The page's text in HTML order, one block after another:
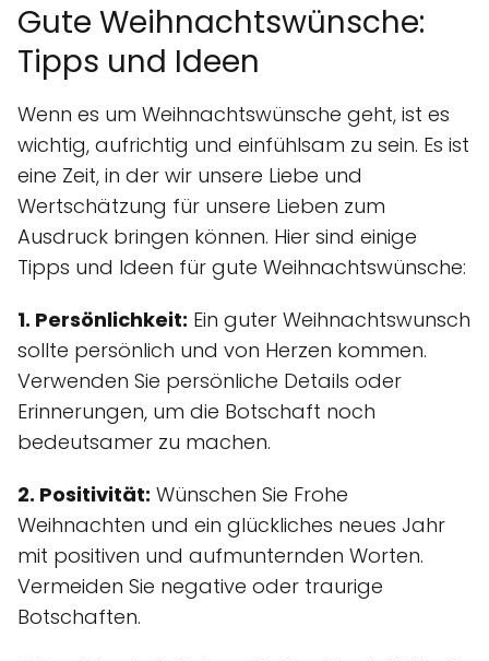
Gute Weihnachtswünsche:
Tipps und Ideen
Wenn es um Weihnachtswünsche geht, ist es
wichtig, aufrichtig und einfühlsam zu sein. Es ist
eine Zeit, in der wir unsere Liebe und
Wertschätzung für unsere Lieben zum
Ausdruck bringen können. Hier sind einige
Tipps und Ideen für gute Weihnachtswünsche:
1. Persönlichkeit: Ein guter Weihnachtswunsch
sollte persönlich und von Herzen kommen.
Verwenden Sie persönliche Details oder
Erinnerungen, um die Botschaft noch
bedeutsamer zu machen.
2. Positivität: Wünschen Sie Frohe
Weihnachten und ein glückliches neues Jahr
mit positiven und aufmunternden Worten.
Vermeiden Sie negative oder traurige
Botschaften.